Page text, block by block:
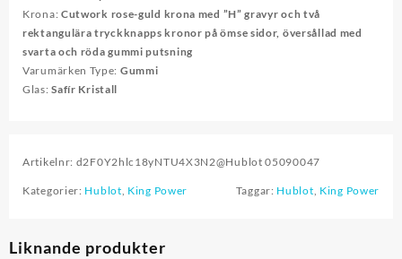
Krona: Cutwork rose-guld krona med ”H” gravyr och två
rektangulära tryckknapps kronor på ömse sidor, översållad med
svarta och röda gummi putsning
Varumärken Type: Gummi
Glas:Safír Kristall
Artikelnr: d2F0Y2hlc18yNTU4X3N2@Hublot 05090047
Kategorier: Hublot, King Power Taggar: Hublot, King Power
Liknande produkter